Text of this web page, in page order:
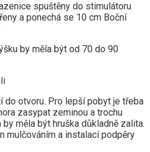
spuštěny do stimulátoru
a ponechá se 10 cm Boční
by měla být od 70 do 90
do otvoru. Pro lepší pobyt je třeba
zasypat zeminou a trochu
měla být hruška důkladně zalita.
mulčováním a instalací podpěry